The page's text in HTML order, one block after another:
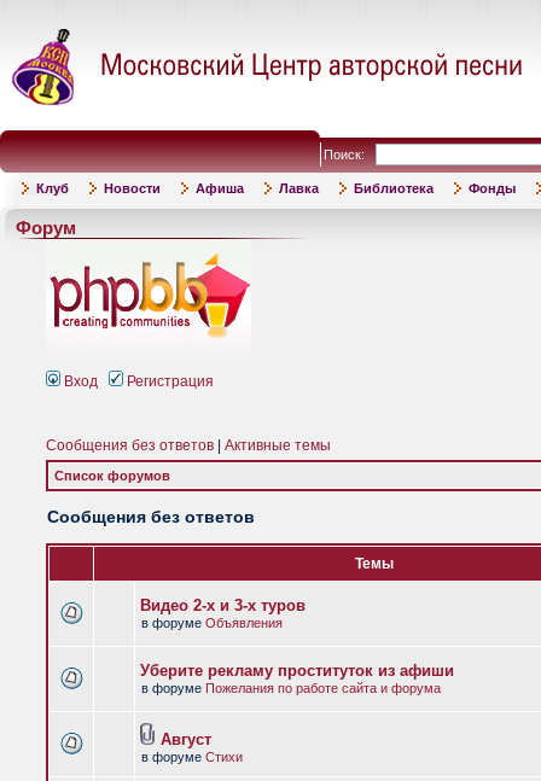
Поиск:
Клуб Новости Афиша Лавка Библиотека Фонды
Форум
Вход Регистрация
Сообщения без ответов Активные темы
Список форумов
Сообщения без ответов
Темы
Видео 2-х и 3-х туров
в форуме Объявления
Уберите рекламу проституток из афиши
в форуме Пожелания по работе сайта и форума
Август
в форуме Стихи